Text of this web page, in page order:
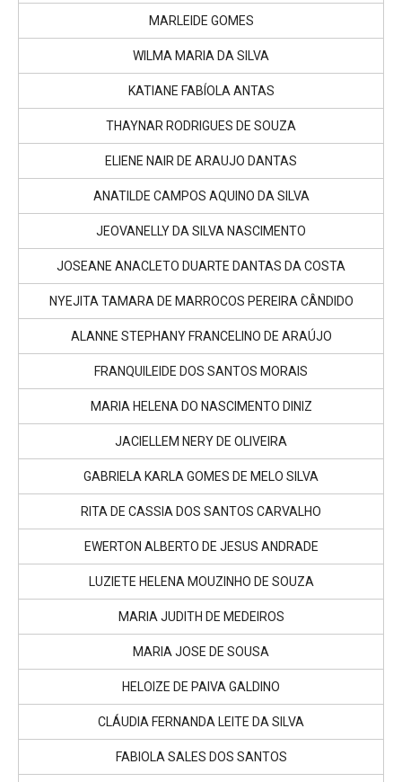
MARLEIDE GOMES
WILMA MARIA DA SILVA
KATIANE FABÍOLA ANTAS
THAYNAR RODRIGUES DE SOUZA
ELIENE NAIR DE ARAUJO DANTAS
ANATILDE CAMPOS AQUINO DA SILVA
JEOVANELLY DA SILVA NASCIMENTO
JOSEANE ANACLETO DUARTE DANTAS DA COSTA
NYEJITA TAMARA DE MARROCOS PEREIRA CÂNDIDO
ALANNE STEPHANY FRANCELINO DE ARAÚJO
FRANQUILEIDE DOS SANTOS MORAIS
MARIA HELENA DO NASCIMENTO DINIZ
JACIELLEM NERY DE OLIVEIRA
GABRIELA KARLA GOMES DE MELO SILVA
RITA DE CASSIA DOS SANTOS CARVALHO
EWERTON ALBERTO DE JESUS ANDRADE
LUZIETE HELENA MOUZINHO DE SOUZA
MARIA JUDITH DE MEDEIROS
MARIA JOSE DE SOUSA
HELOIZE DE PAIVA GALDINO
CLÁUDIA FERNANDA LEITE DA SILVA
FABIOLA SALES DOS SANTOS